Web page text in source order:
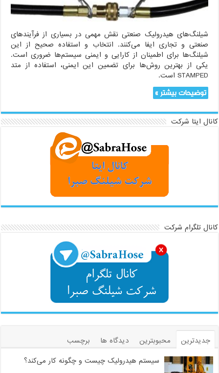
شیلنگ‌های هیدرولیک صنعتی نقش مهمی در بسیاری از فرآیندهای
صنعتی و تجاری ایفا می‌کنند. انتخاب و استفاده صحیح از این
شیلنگ‌ها برای اطمینان از کارایی و ایمنی سیستم‌ها ضروری است.
یکی از بهترین روش‌ها برای تضمین این ایمنی، استفاده از متد
STAMPED است.
توضیحات بیشتر »
کانال ایتا شرکت
کانال تلگرام شرکت
جدیدترین محبوبترین دیدگاه ها
برچسب
سیستم هیدرولیک چیست و چگونه کار می‌کند؟